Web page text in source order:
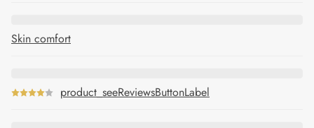
Skin comfort
product_seeReviewsButtonLabel